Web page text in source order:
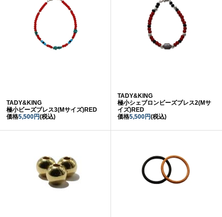
TADY&KING
極小ビーズブレス3(Mサイズ)RED
価格5,500円(税込)
TADY&KING
極小シェブロンビーズブレス2(Mサ
イズ)RED
価格5,500円(税込)